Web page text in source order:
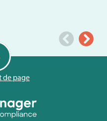
de page